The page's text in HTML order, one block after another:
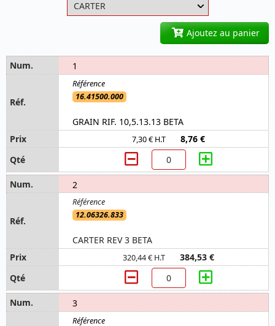
Ajoutez au panier
1
16.41500.000
GRAIN RIF. 10,5.13.13 BETA
7,30 € H.T 8,76 €
2
12.06326.833
CARTER REV 3 BETA
320,44 € H.T 384,53 €
3